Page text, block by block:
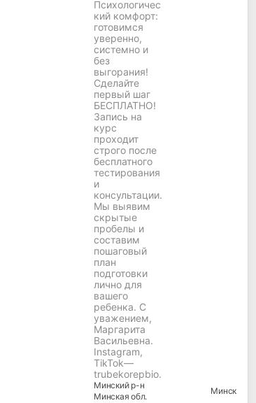
Психологичес
кий комфорт:
готовимся
уверенно,
системно и
без
выгорания!
Сделайте
первый шаг
БЕСПЛАТНО!
Запись на
курс
проходит
строго после
бесплатного
тестирования
и
консультации.
Мы выявим
скрытые
пробелы и
составим
пошаговый
план
подготовки
лично для
вашего
ребенка. С
уважением,
Маргарита
Васильевна.
Instagram,
TikTok—
trubekorepbio.
Минскийр-н
Минская обл.
Минск